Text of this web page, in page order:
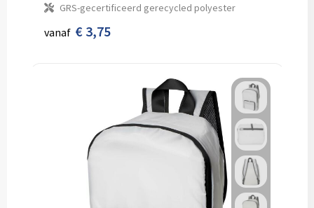
GRS-gecertificeerd gerecycled polyester
vanaf € 3,75